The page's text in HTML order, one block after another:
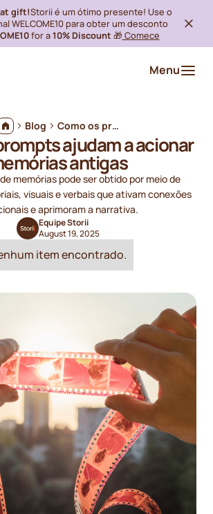
gift!Storii é um ótimo presente! Use o
WELCOME10 para obter um desconto
for a10% Discount 🎁 Comece
Menu
Blog Como os prompts ajudam a acionar memórias antigas
ajudam a acionar
antigas
memórias pode ser obtido por meio de
visuais e verbais que ativam conexões
e aprimoram a narrativa.
Equipe Storii
August 19, 2025
item encontrado.